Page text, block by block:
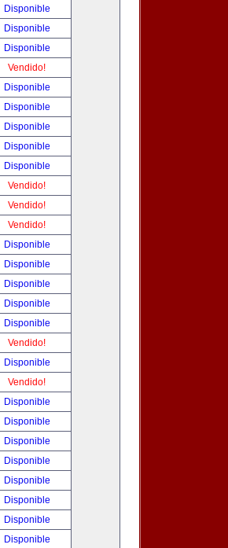
Disponible
Disponible
Disponible
Vendido!
Disponible
Disponible
Disponible
Disponible
Disponible
Vendido!
Vendido!
Vendido!
Disponible
Disponible
Disponible
Disponible
Disponible
Vendido!
Disponible
Vendido!
Disponible
Disponible
Disponible
Disponible
Disponible
Disponible
Disponible
Disponible